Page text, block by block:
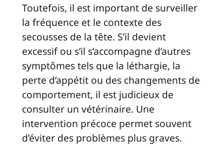
Toutefois, il est important de surveiller
la fréquence et le contexte des
secousses de la tête. S’il devient
excessif ou s’il s’accompagne d’autres
symptômes tels que la léthargie, la
perte d’appétit ou des changements de
comportement, il est judicieux de
consulter un vétérinaire. Une
intervention précoce permet souvent
d’éviter des problèmes plus graves.